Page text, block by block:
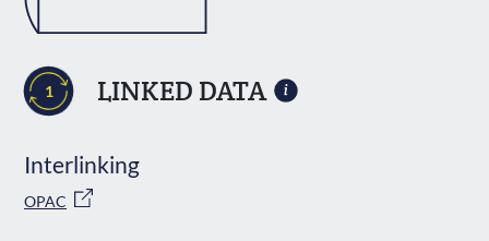
1 LINKED DATA
Interlinking
OPAC